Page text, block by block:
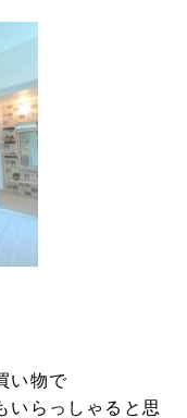
い物で
いらっしゃると思